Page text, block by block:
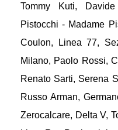
Tommy Kuti,
Pistocchi - Madame
Coulon, Linea 77,
Milano, Paolo Rossi,
Renato Sarti, Serena
Russo Arman,
Zerocalcare, Delta V,